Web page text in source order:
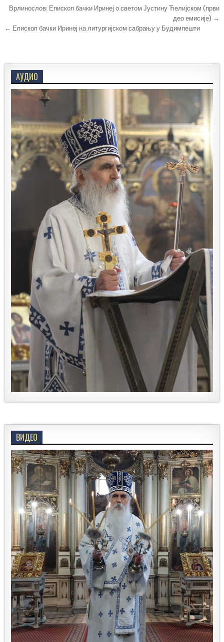
Кретање
чланка
Врлинослов: Епископ бачки Иринеј о светом Јустину Ћелијском (први
део емисије) →
← Епископ бачки Иринеј на литургијском сабрању у Будимпешти
АУДИО
ВИДЕО